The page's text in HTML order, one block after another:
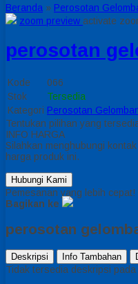
Beranda » Perosotan
zoom preview activate
perosotan
Kode
066
Stok
Tersedia
Kategori Perosotan
Tentukan pilihan yang
INFO HARGA
Silahkan menghubungi
harga produk ini.
Hubungi Kami
Pemesanan yang lebih cepat!
Bagikan ke
perosotan
Deskripsi Info Tambahan
Tidak tersedia deskripsi pada